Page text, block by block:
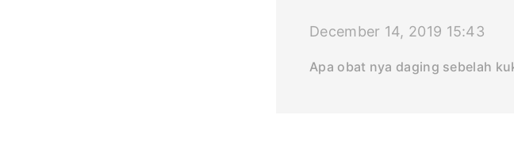
December 14, 2019 15:43
Apa obat nya daging sebelah